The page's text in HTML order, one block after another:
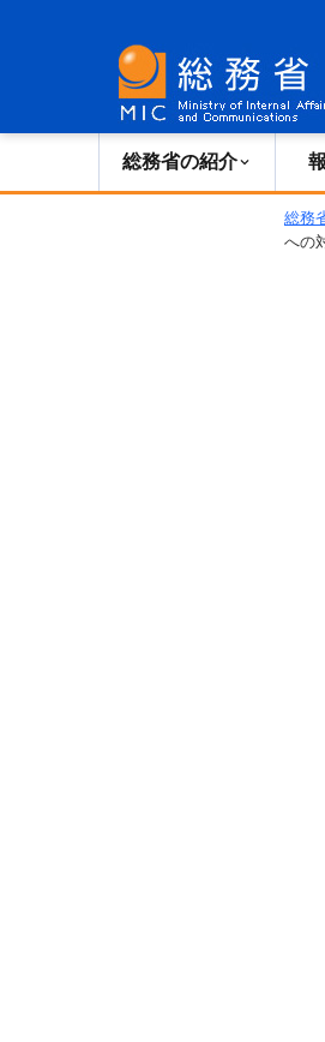
総務省の紹介
総務
への